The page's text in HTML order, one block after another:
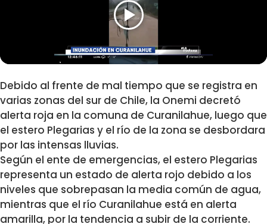
Debido al frente de mal tiempo que se registra en
varias zonas del sur de Chile, la Onemi decretó
alerta roja en la comuna de Curanilahue, luego que
el estero Plegarias y el río de la zona se desbordara
por las intensas lluvias.
Según el ente de emergencias, el estero Plegarias
representa un estado de alerta rojo debido a los
niveles que sobrepasan la media común de agua,
mientras que el río Curanilahue está en alerta
amarilla, por la tendencia a subir de la corriente.